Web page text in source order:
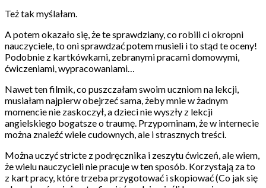
Też tak myślałam.
A potem okazało się, że te sprawdziany, co robili ci okropni
nauczyciele, to oni sprawdzać potem musieli i to stąd te oceny!
Podobnie z kartkówkami, zebranymi pracami domowymi,
ćwiczeniami, wypracowaniami…
Nawet ten filmik, co puszczałam swoim uczniom na lekcji,
musiałam najpierw obejrzeć sama, żeby mnie w żadnym
momencie nie zaskoczył, a dzieci nie wyszły z lekcji
angielskiego bogatsze o traumę. Przypominam, że w internecie
można znaleźć wiele cudownych, ale i strasznych treści.
Można uczyć stricte z podręcznika i zeszytu ćwiczeń, ale wiem,
że wielu nauczycieli nie pracuje w ten sposób. Korzystają za to
z kart pracy, które trzeba przygotować i skopiować (Co jak się